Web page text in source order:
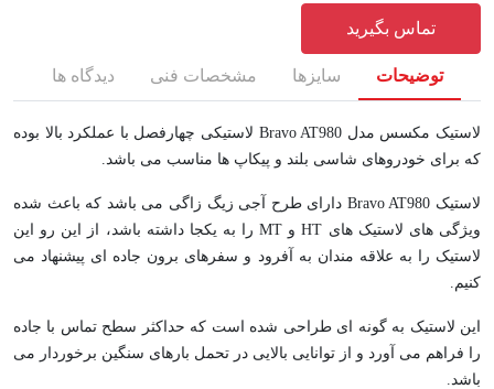
تماس بگیرید
توضیحات سایزها مشخصات فنی دیدگاه ها
لاستیک مکسس مدل Bravo AT980 لاستیکی چهارفصل با عملکرد بالا بوده
که برای خودروهای شاسی بلند و پیکاپ ها مناسب می باشد.
لاستیک Bravo AT980 دارای طرح آجی زیگ زاگی می باشد که باعث شده
ویژگی های لاستیک های HT و MT را به یکجا داشته باشد، از این رو این
لاستیک را به علاقه مندان به آفرود و سفرهای برون جاده ای پیشنهاد می
کنیم.
این لاستیک به گونه ای طراحی شده است که حداکثر سطح تماس با جاده
را فراهم می آورد و از توانایی بالایی در تحمل بارهای سنگین برخوردار می
باشد.